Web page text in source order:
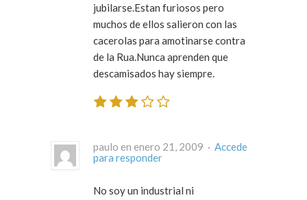
jubilarse.Estan furiosos pero
muchos de ellos salieron con las
cacerolas para amotinarse contra
de la Rua.Nunca aprenden que
descamisados hay siempre.
paulo en enero 21, 2009 · Accede
para responder
No soy un industrial ni